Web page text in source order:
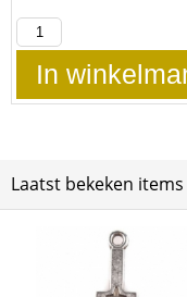
In
Laatst bekeken items